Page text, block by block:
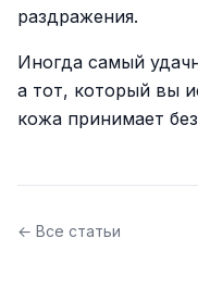
раздражения.
Иногда самый
а тот, который вы
кожа принимает
← Все статьи